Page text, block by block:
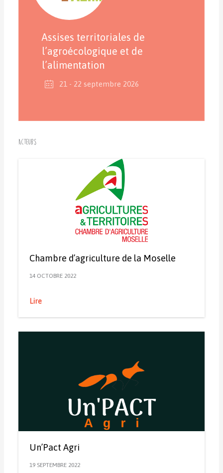
Assises territoriales de
l’agroécologique et de
l’alimentation
21 - 22 septembre 2026
Acteurs
Chambre d’agriculture de la Moselle
14 OCTOBRE 2022
Lire
Un’Pact Agri
19 SEPTEMBRE 2022